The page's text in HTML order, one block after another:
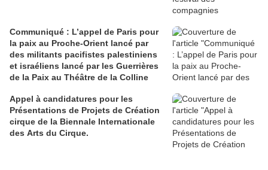
Communiqué : L’appel de Paris pour
la paix au Proche-Orient lancé par
des militants pacifistes palestiniens
et israéliens lancé par les Guerrières
de la Paix au Théâtre de la Colline
Appel à candidatures pour les
Présentations de Projets de Création
cirque de la Biennale Internationale
des Arts du Cirque.